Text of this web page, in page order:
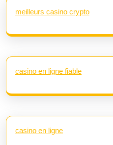
meilleurs casino crypto
casino en ligne fiable
casino en ligne